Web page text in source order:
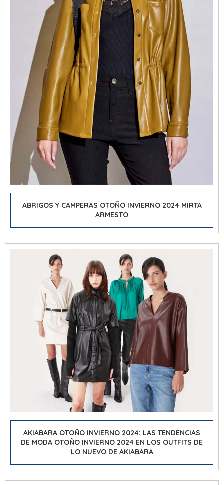
ABRIGOS Y CAMPERAS OTOÑO INVIERNO 2024 MIRTA
ARMESTO
AKIABARA OTOÑO INVIERNO 2024: LAS TENDENCIAS
DE MODA OTOÑO INVIERNO 2024 EN LOS OUTFITS DE
LO NUEVO DE AKIABARA